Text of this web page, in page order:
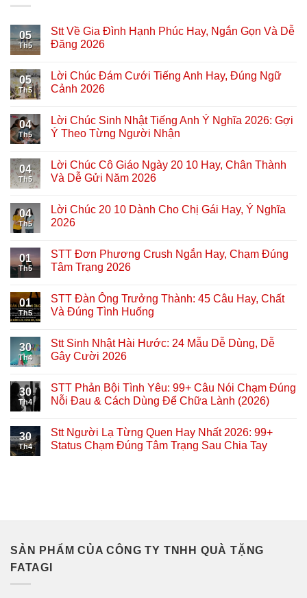
05
Th5
Stt Về Gia Đình Hạnh Phúc Hay, Ngắn Gọn Và Dễ
Đăng 2026
05
Th5
Lời Chúc Đám Cưới Tiếng Anh Hay, Đúng Ngữ
Cảnh 2026
04
Th5
Lời Chúc Sinh Nhật Tiếng Anh Ý Nghĩa 2026: Gợi
Ý Theo Từng Người Nhận
04
Th5
Lời Chúc Cô Giáo Ngày 20 10 Hay, Chân Thành
Và Dễ Gửi Năm 2026
04
Th5
Lời Chúc 20 10 Dành Cho Chị Gái Hay, Ý Nghĩa
2026
01
Th5
STT Đơn Phương Crush Ngắn Hay, Chạm Đúng
Tâm Trạng 2026
01
Th5
STT Đàn Ông Trưởng Thành: 45 Câu Hay, Chất
Và Đúng Tình Huống
30
Th4
Stt Sinh Nhật Hài Hước: 24 Mẫu Dễ Dùng, Dễ
Gây Cười 2026
30
Th4
STT Phản Bội Tình Yêu: 99+ Câu Nói Chạm Đúng
Nỗi Đau & Cách Dùng Để Chữa Lành (2026)
30
Th4
Stt Người Lạ Từng Quen Hay Nhất 2026: 99+
Status Chạm Đúng Tâm Trạng Sau Chia Tay
SẢN PHẨM CỦA CÔNG TY TNHH QUÀ TẶNG
FATAGI